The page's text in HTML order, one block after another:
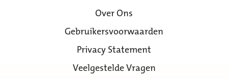
Over Ons
Gebruikersvoorwaarden
Privacy Statement
Veelgestelde Vragen